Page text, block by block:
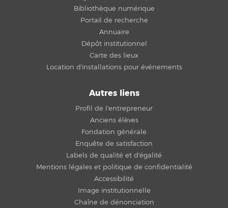
Bibliothèque numérique
Portail de recherche
Annuaire
Dépôt institutionnel
Carte des lieux
Location d'installations pour événements
Autres liens
Profil de l'entrepreneur
Anciens élèves
Fondation générale
Enquête de satisfaction
Labels de qualité et d'égalité
Mentions légales et politique de confidentialité
Accessibilité
Image institutionnelle
Chaîne de dénonciation